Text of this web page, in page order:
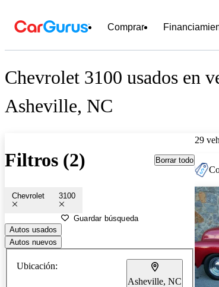
Comprar
Chevrolet 3100 usados en
Asheville, NC
Filtros (2) Borrar todo
Chevrolet 3100
Guardar búsqueda
Autos usados
Autos nuevos
Ubicación:
Asheville, NC
29